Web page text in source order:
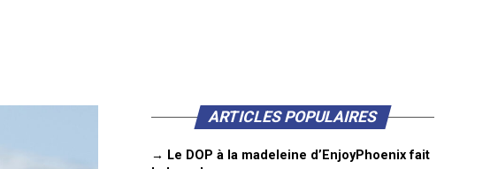
ARTICLES POPULAIRES
→ Le DOP à la madeleine d’EnjoyPhoenix fait